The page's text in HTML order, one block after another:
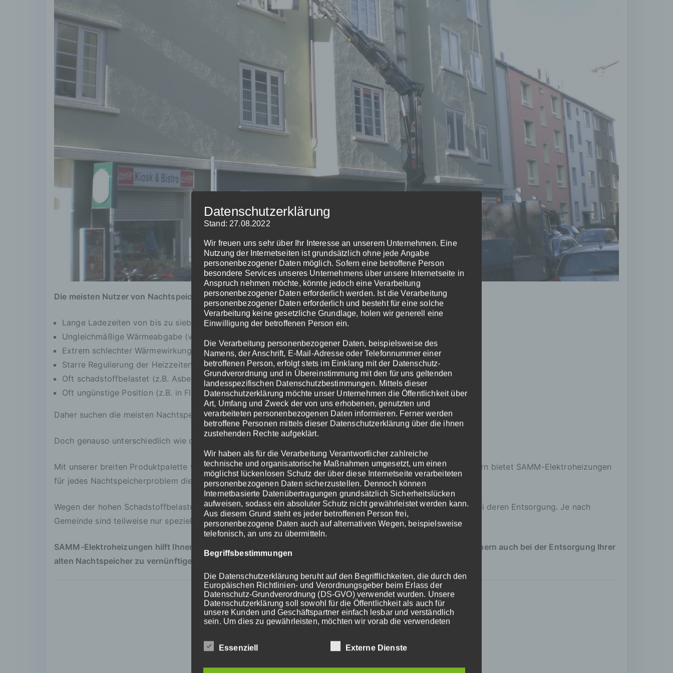
Die meisten Nutzer von Nachtspeichern klagen über die bekannten Nachteile:
Lange Ladezeiten von bis zu sieben Stunden
Ungleichmäßige Wärmeabgabe (verbunden mit Wärmestau)
Extrem schlechter Wärmewirkungsgrad
Starre Regulierung der Heizzeiten
Oft schadstoffbelastet (z.B. Asbest, PCB, usw.)
Oft ungünstige Position (z.B. in Flur, Durchgang oder Nischen)
Daher suchen die meisten Nachtspeichernutzer nach effizienteren und komfortableren Alternativen.
Doch genauso unterschiedlich wie die Bedürfnisse unserer Kunden sind deren örtliche Gegebenheiten.
Mit unserer breiten Produktpalette von Speicherheizungen über Infrarotheizungen bis hin zu Dunkelheizstrahlern bietet SAMM-Elektroheizungen
für jedes Nachtspeicherproblem die passende Lösung.
Wegen der hohen Schadstoffbelastung von Nachtspeicherheizungen kommt es immer wieder zu Problemen bei deren Entsorgung. Je nach
Gemeinde sind teilweise nur speziell zertifizierte Betriebe für die Entsorgung von Nachtspeichern zugelassen.
SAMM-Elektroheizungen hilft Ihnen durch die langjährigen Kontakte zu kompetenten und zuverlässigen Partnern auch bei der Entsorgung Ihrer
alten Nachtspeicher zu vernünftigen Konditionen.
Datenschutzerklärung
Stand: 27.08.2022
Wir freuen uns sehr über Ihr Interesse an unserem Unternehmen. Eine
Nutzung der Internetseiten ist grundsätzlich ohne jede Angabe
personenbezogener Daten möglich. Sofern eine betroffene Person
besondere Services unseres Unternehmens über unsere Internetseite in
Anspruch nehmen möchte, könnte jedoch eine Verarbeitung
personenbezogener Daten erforderlich werden. Ist die Verarbeitung
personenbezogener Daten erforderlich und besteht für eine solche
Verarbeitung keine gesetzliche Grundlage, holen wir generell eine
Einwilligung der betroffenen Person ein.
Die Verarbeitung personenbezogener Daten, beispielsweise des
Namens, der Anschrift, E-Mail-Adresse oder Telefonnummer einer
betroffenen Person, erfolgt stets im Einklang mit der Datenschutz-
Grundverordnung und in Übereinstimmung mit den für uns geltenden
landesspezifischen Datenschutzbestimmungen. Mittels dieser
Datenschutzerklärung möchte unser Unternehmen die Öffentlichkeit über
Art, Umfang und Zweck der von uns erhobenen, genutzten und
verarbeiteten personenbezogenen Daten informieren. Ferner werden
betroffene Personen mittels dieser Datenschutzerklärung über die ihnen
zustehenden Rechte aufgeklärt.
Wir haben als für die Verarbeitung Verantwortlicher zahlreiche
technische und organisatorische Maßnahmen umgesetzt, um einen
möglichst lückenlosen Schutz der über diese Internetseite verarbeiteten
personenbezogenen Daten sicherzustellen. Dennoch können
Internetbasierte Datenübertragungen grundsätzlich Sicherheitslücken
aufweisen, sodass ein absoluter Schutz nicht gewährleistet werden kann.
Aus diesem Grund steht es jeder betroffenen Person frei,
personenbezogene Daten auch auf alternativen Wegen, beispielsweise
telefonisch, an uns zu übermitteln.
Begriffsbestimmungen
Die Datenschutzerklärung beruht auf den Begrifflichkeiten, die durch den
Europäischen Richtlinien- und Verordnungsgeber beim Erlass der
Datenschutz-Grundverordnung (DS-GVO) verwendet wurden. Unsere
Datenschutzerklärung soll sowohl für die Öffentlichkeit als auch für
unsere Kunden und Geschäftspartner einfach lesbar und verständlich
sein. Um dies zu gewährleisten, möchten wir vorab die verwendeten
Wir verwenden in dieser Datenschutzerklärung unter anderem die
Essenziell Externe Dienste